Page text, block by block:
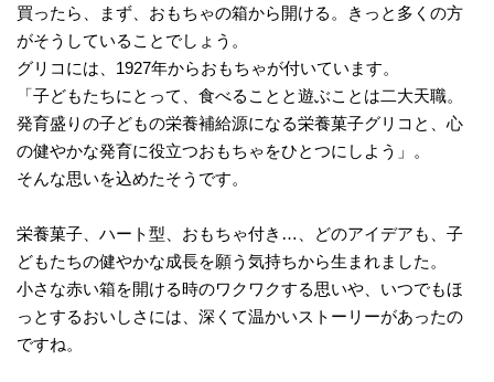
買ったら、まず、おもちゃの箱から開ける。きっと多くの方
がそうしていることでしょう。
グリコには、1927年からおもちゃが付いています。
「子どもたちにとって、食べることと遊ぶことは二大天職。
発育盛りの子どもの栄養補給源になる栄養菓子グリコと、心
の健やかな発育に役立つおもちゃをひとつにしよう」。
そんな思いを込めたそうです。
栄養菓子、ハート型、おもちゃ付き…、どのアイデアも、子
どもたちの健やかな成長を願う気持ちから生まれました。
小さな赤い箱を開ける時のワクワクする思いや、いつでもほ
っとするおいしさには、深くて温かいストーリーがあったの
ですね。